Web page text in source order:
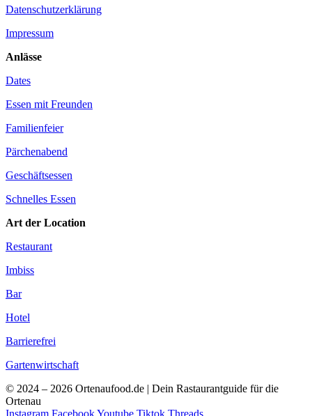
Datenschutzerklärung
Impressum
Anlässe
Dates
Essen mit Freunden
Familienfeier
Pärchenabend
Geschäftsessen
Schnelles Essen
Art der Location
Restaurant
Imbiss
Bar
Hotel
Barrierefrei
Gartenwirtschaft
© 2024 – 2026 Ortenaufood.de | Dein Rastaurantguide für die
Ortenau
Instagram FacebookYoutube Tiktok Threads